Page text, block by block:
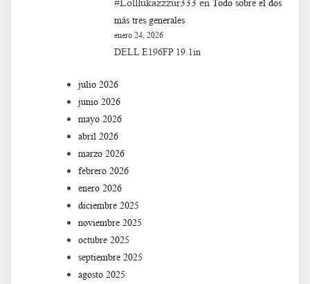
Todo sobre el dos
más tres generales
enero 24, 2026
DELL E196FP 19.1in
julio 2026
junio 2026
mayo 2026
abril 2026
marzo 2026
febrero 2026
enero 2026
diciembre 2025
noviembre 2025
octubre 2025
septiembre 2025
agosto 2025